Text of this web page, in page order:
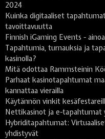
2024
Kuinka digitaaliset
tavoittavuutta
Finnish iGaming Events -
Tapahtumia, turnauksia ja
kasinolla?
Mitä odottaa Rammsteinin
Parhaat kasinotapahtumat
kannattaa vierailla
Käytännön vinkit
Nettikasinot ja e-tapahtumat
Hybriditapahtumat:
yhdistyvät